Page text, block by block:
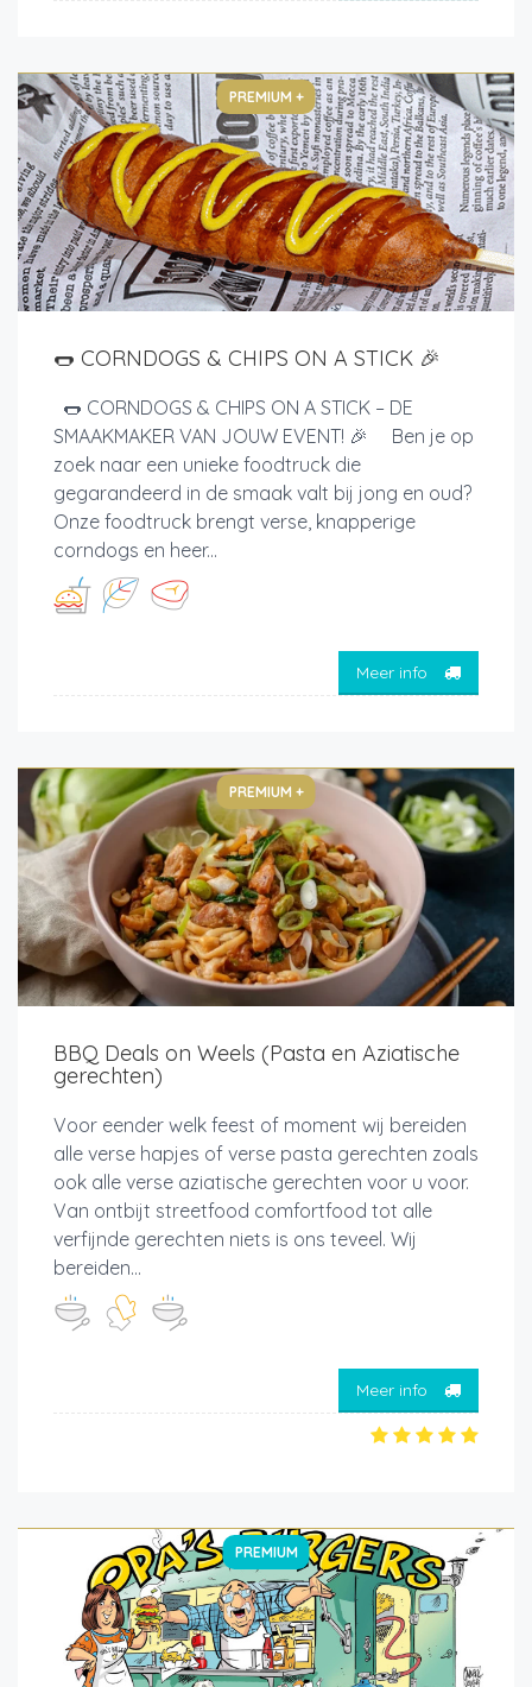
PREMIUM +
🌭 CORNDOGS & CHIPS ON A STICK 🎉
🌭 CORNDOGS & CHIPS ON A STICK – DE
SMAAKMAKER VAN JOUW EVENT! 🎉 Ben je op
zoek naar een unieke foodtruck die
gegarandeerd in de smaak valt bij jong en oud?
Onze foodtruck brengt verse, knapperige
corndogs en heer...
Meer info
PREMIUM +
BBQ Deals on Weels (Pasta en Aziatische
gerechten)
Voor eender welk feest of moment wij bereiden
alle verse hapjes of verse pasta gerechten zoals
ook alle verse aziatische gerechten voor u voor.
Van ontbijt streetfood comfortfood tot alle
verfijnde gerechten niets is ons teveel. Wij
bereiden...
Meer info
PREMIUM